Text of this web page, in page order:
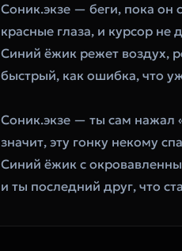
Соник.экзе — беги, пока он
красные глаза, и курсор не
Синий ёжик режет воздух,
быстрый, как ошибка, что
Соник.экзе — ты сам нажал
значит, эту гонку некому
Синий ёжик с
и ты последний друг, что